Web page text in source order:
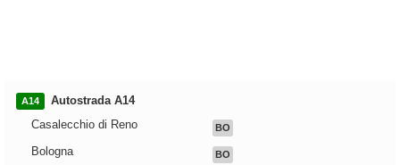
A14
Autostrada A14
Casalecchio di Reno
BO
Bologna BO